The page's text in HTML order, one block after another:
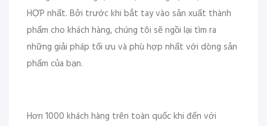
HỢP nhất. Bởi trước khi bắt tay vào sản xuất thành
phẩm cho khách hàng, chúng tôi sẽ ngồi lại tìm ra
những giải pháp tối ưu và phù hợp nhất với dòng sản
phẩm của bạn.
Hơn 1000 khách hàng trên toàn quốc khi đến với